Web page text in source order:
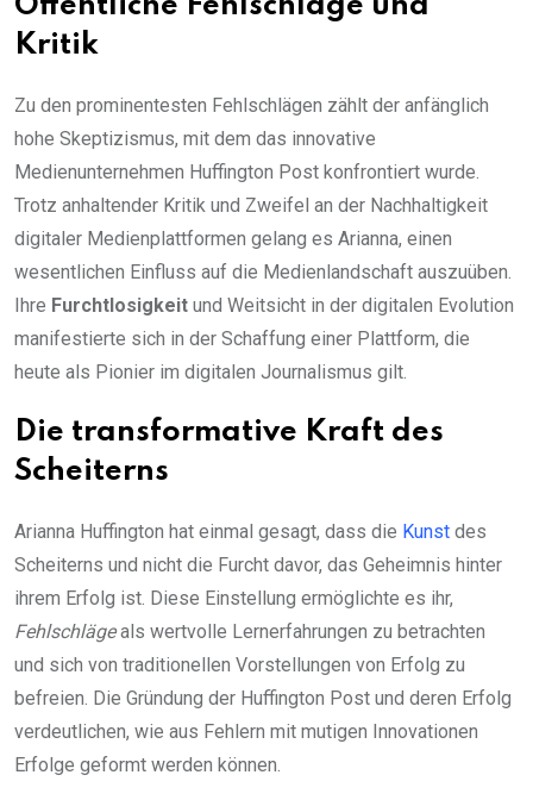
Öffentliche Fehlschläge und
Kritik
Zu den prominentesten Fehlschlägen zählt der anfänglich
hohe Skeptizismus, mit dem das innovative
Medienunternehmen Huffington Post konfrontiert wurde.
Trotz anhaltender Kritik und Zweifel an der Nachhaltigkeit
digitaler Medienplattformen gelang es Arianna, einen
wesentlichen Einfluss auf die Medienlandschaft auszuüben.
Ihre Furchtlosigkeit und Weitsicht in der digitalen Evolution
manifestierte sich in der Schaffung einer Plattform, die
heute als Pionier im digitalen Journalismus gilt.
Die transformative Kraft des
Scheiterns
Arianna Huffington hat einmal gesagt, dass die Kunst des
Scheiterns und nicht die Furcht davor, das Geheimnis hinter
ihrem Erfolg ist. Diese Einstellung ermöglichte es ihr,
Fehlschlägeals wertvolle Lernerfahrungen zu betrachten
und sich von traditionellen Vorstellungen von Erfolg zu
befreien. Die Gründung der Huffington Post und deren Erfolg
verdeutlichen, wie aus Fehlern mit mutigen Innovationen
Erfolge geformt werden können.